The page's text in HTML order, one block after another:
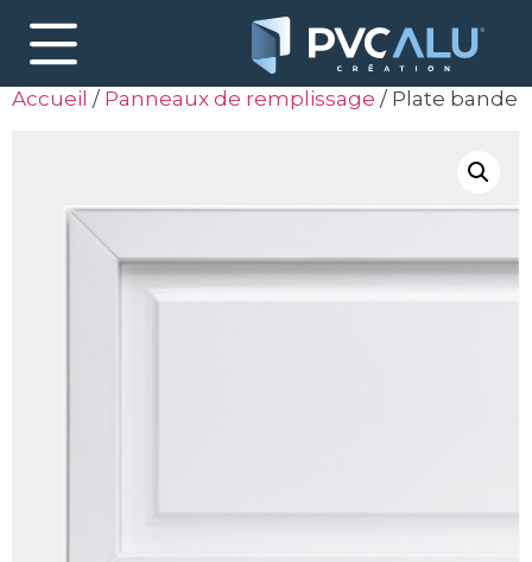
Accueil / Panneaux de remplissage / Plate bande